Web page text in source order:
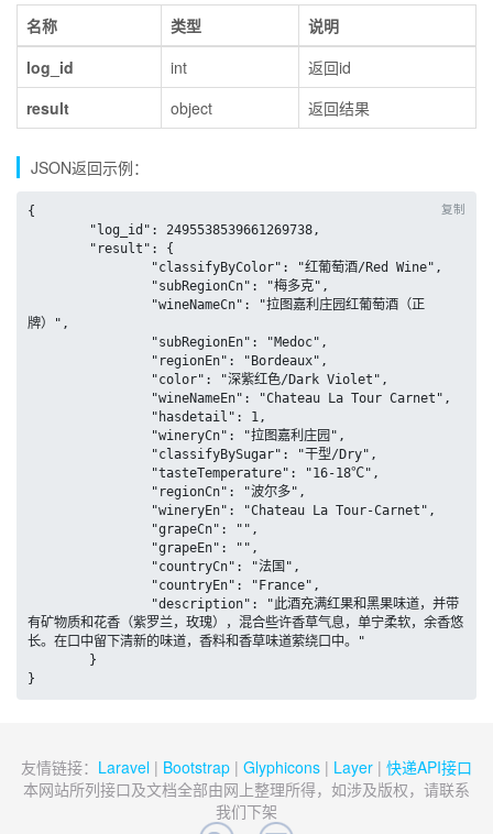
名称 类型
说明
log_id
int
返回id
result
object 返回结果
JSON返回示例：
复制
{
牌）",
有矿物质和花香（紫罗兰，玫瑰），混合些许香草气息，单宁柔软，余香悠
长。在口中留下清新的味道，香料和香草味道萦绕口中。"
}
友情链接： Laravel | Bootstrap | Glyphicons | Layer | 快递API接口
本网站所列接口及文档全部由网上整理所得，如涉及版权，请联系
我们下架